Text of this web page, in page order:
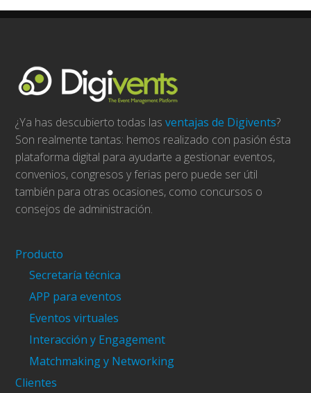
¿Ya has descubierto todas lasventajas de Digivents?
Son realmente tantas: hemos realizado con pasión ésta
plataforma digital para ayudarte a gestionar eventos,
convenios, congresos y ferias pero puede ser útil
también para otras ocasiones, como concursos o
consejos de administración.
Producto
Secretaría técnica
APP para eventos
Eventos virtuales
Interacción y Engagement
Matchmaking y Networking
Clientes